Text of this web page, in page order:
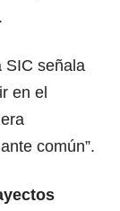
SIC señala
en el
común”.